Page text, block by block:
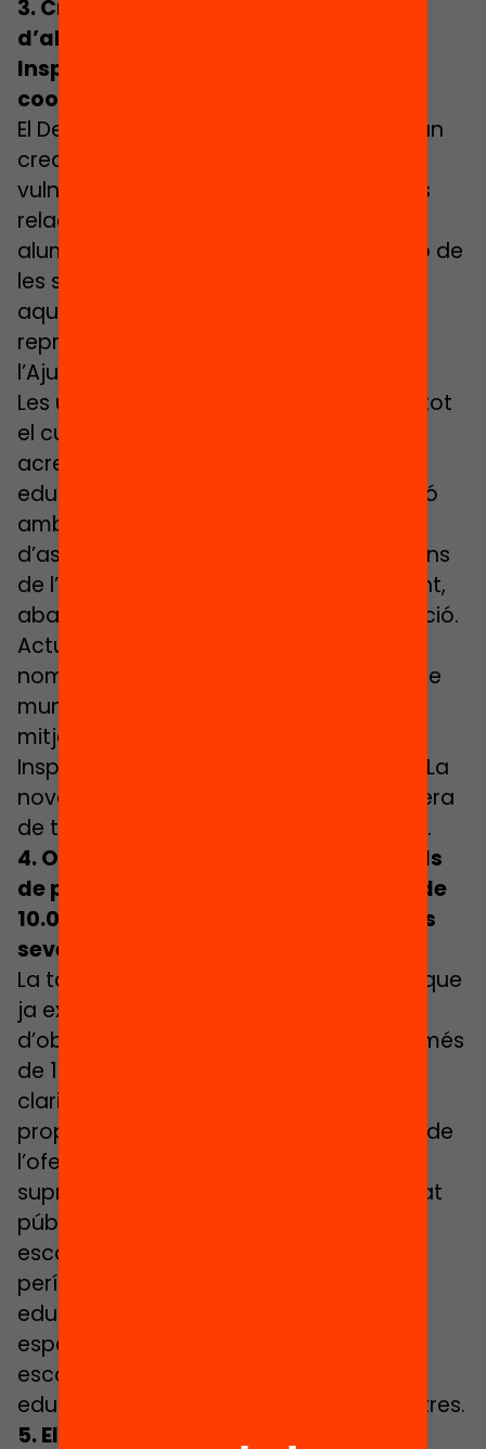
3. Creació d’unitats de detecció
d’alumnat vulnerable formades per
Inspecció, Ajuntament i EAP, en
coordinació amb els Serveis Socials
El Departament i els Ajuntaments podran
crear unitats de detecció d’alumnat
vulnerable per coordinar les actuacions
relacionades amb la detecció d’aquest
alumnat i amb la valoració de l’evolució de
les seves necessitats específiques. En
aquest equip ha de participar un
representant d’Inspecció, un altre de
l’Ajuntament i un altre de l’EAP.
Les unitats de detecció actuen durant tot
el curs escolar elaborant informes que
acrediten l’existència de necessitats
educatives específiques, en coordinació
amb els serveis socials i els equips
d’assessorament psicopedagògic, abans
de l’assignació de plaça i, preferentment,
abans de l’inici del termini de preinscripció.
Actualment aquesta detecció depèn
només de l’EAP, tot i que hi ha un grup de
municipis que ja fan la detecció
mitjançant la coordinació entre EAP,
Inspecció, Ajuntament i Serveis Socials. La
nova norma permet que aquesta manera
de treballar s’estengui arreu del territori.
4. Obligatorietat de crear taules locals
de planificació als municipis de més de
10.000 habitants i delimitacions de les
seves funcions
La taula local de planificació és un ens que
ja existia, però que a partir d’ara és
d’obligada creació en els municipis de més
de 10.000 habitants. Així mateix es
clarifiquen les seves funcions: fer
propostes sobre la programació anual de
l’oferta; l’ampliació, reducció, creació,
supressió o fusió de centres de titularitat
pública; l’evolució de l’oferta dels llocs
escolars prenent en consideració els
períodes de vigència de la concertació
educativa; l’adopció de les mesures
específiques per al foment de l’equitat
escolar; la delimitació de les zones
educatives i les adscripcions entre centres.
5. El Departament d’Educació farà